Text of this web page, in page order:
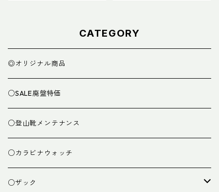
CATEGORY
◎オリジナル商品
○SALE廃盤特価
○登山靴メンテナンス
○カラビナウォッチ
○ザック